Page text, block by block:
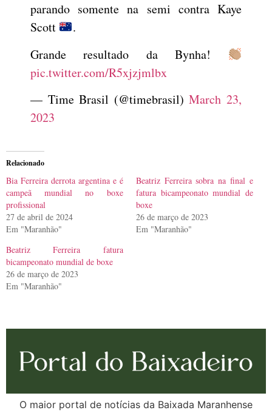
parando somente na semi contra Kaye
Scott
.
Grande resultado da Bynha!
pic.twitter.com/R5xjzjmlbx
— Time Brasil (@timebrasil)March 23,
2023
Relacionado
Bia Ferreira derrota argentina e é
campeã mundial no boxe
profissional
27 de abril de 2024
Em "Maranhão"
Beatriz Ferreira sobra na final e
fatura bicampeonato mundial de
boxe
26 de março de 2023
Em "Maranhão"
Beatriz Ferreira fatura
bicampeonato mundial de boxe
26 de março de 2023
Em "Maranhão"
O maior portal de notícias da Baixada Maranhense